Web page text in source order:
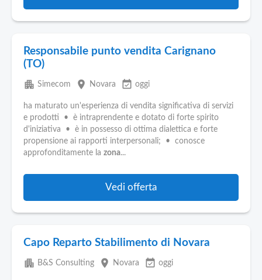
Responsabile punto vendita Carignano
(TO)
apartment Simecom place Novara event_available oggi
ha maturato un'esperienza di vendita significativa di servizi
e prodotti • è intraprendente e dotato di forte spirito
d'iniziativa • è in possesso di ottima dialettica e forte
propensione ai rapporti interpersonali; • conosce
approfonditamente la zona...
Vedi offerta
Capo Reparto Stabilimento di Novara
apartment B&S Consulting place Novara event_available oggi